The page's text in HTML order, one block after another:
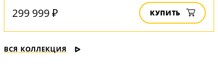
299 999 ₽ КУПИТЬ
ВСЯ КОЛЛЕКЦИЯ